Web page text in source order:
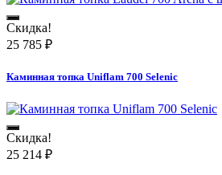
Скидка!
25 785 ₽
Каминная топка Uniflam 700 Selenic
Скидка!
25 214 ₽